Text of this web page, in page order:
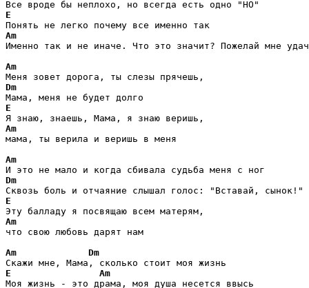
E
Am
Именно так и не иначе. Что это значит? Пожелай мне
Am
Dm
E
Am
мама, ты верила и веришь в меня
Am
Dm
E
Am
что свою любовь дарят нам
Am
Dm
E
Am